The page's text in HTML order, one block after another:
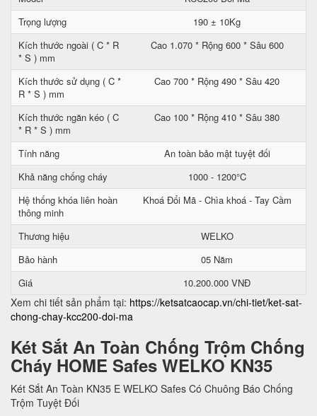
Trọng lượng
190 ± 10Kg
Kích thước ngoài ( C * R
* S ) mm
Cao 1.070 * Rộng 600 * Sâu 600
Kích thước sử dụng ( C *
R * S ) mm
Cao 700 * Rộng 490 * Sâu 420
Kích thước ngăn kéo ( C
* R * S ) mm
Cao 100 * Rộng 410 * Sâu 380
Tính năng
An toàn bảo mật tuyệt đối
Khả năng chống cháy
1000 - 1200°C
Hệ thống khóa liên hoàn
thông minh
Khoá Đổi Mã - Chìa khoá - Tay Cầm
Thương hiệu
WELKO
Bảo hành
05 Năm
Giá
10.200.000 VNĐ
Xem chi tiết sản phẩm tại: https://ketsatcaocap.vn/chi-tiet/ket-sat-
chong-chay-kcc200-doi-ma
Két Sắt An Toàn Chống Trộm Chống
Cháy HOME Safes WELKO KN35
Két Sắt An Toàn KN35 E WELKO Safes Có Chuông Báo Chống
Trộm Tuyệt Đối